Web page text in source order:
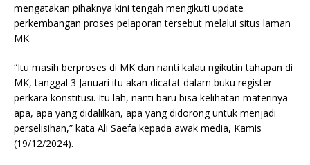
mengatakan pihaknya kini tengah mengikuti update
perkembangan proses pelaporan tersebut melalui situs laman
MK.
“Itu masih berproses di MK dan nanti kalau ngikutin tahapan di
MK, tanggal 3 Januari itu akan dicatat dalam buku register
perkara konstitusi. Itu lah, nanti baru bisa kelihatan materinya
apa, apa yang didalilkan, apa yang didorong untuk menjadi
perselisihan,” kata Ali Saefa kepada awak media, Kamis
(19/12/2024).